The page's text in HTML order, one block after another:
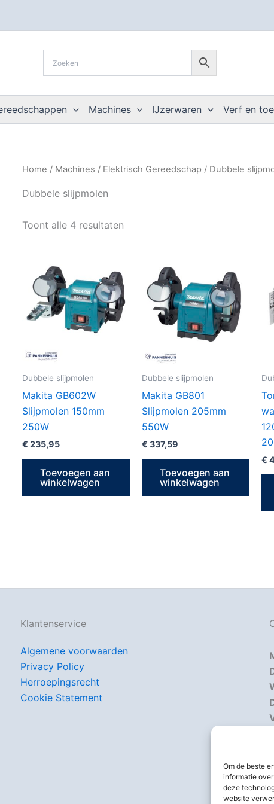
Om de beste
informatie
deze
website
Machines IJzerwaren Verf en
Home / Machines / Elektrisch Gereedschap / Dubbele
Dubbele slijpmolen
Toont alle 4 resultaten
Dubbele slijpmolen
Makita GB602W
Slijpmolen 150mm
250W
€ 235,95
Toevoegen aan
winkelwagen
Dubbele slijpmolen
Makita GB801
Slijpmolen 205mm
550W
€ 337,59
Toevoegen aan
winkelwagen
€
Klantenservice
Algemene voorwaarden
Privacy Policy
Herroepingsrecht
Cookie Statement